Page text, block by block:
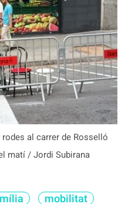
al carrer de Rosselló
matí / Jordi Subirana
mobilitat